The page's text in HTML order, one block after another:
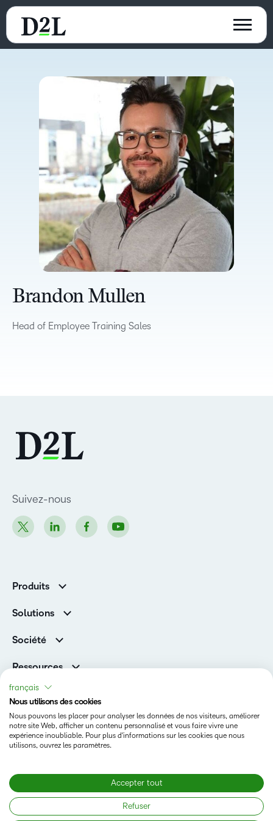
Brandon Mullen
Head of Employee Training Sales
Suivez-nous
Produits
Services et assistance
Solutions
D2L pour les entreprises
De la maternelle à la 12e année
Organisations de formation
Société
Fil d’actualité
Prix et reconnaissances
Relations avec les investisseurs
Ressources
Versions de produits D2L
Communauté
Copyright © 2026 Copyright D2L Corporation. Tous droits
réservés.
Statut
Conditions d’utilisation
français
Nous utilisons des cookies
Nous pouvons les placer pour analyser les données de nos visiteurs, améliorer
notre site Web, afficher un contenu personnalisé et vous faire vivre une
expérience inoubliable. Pour plus d'informations sur les cookies que nous
utilisons, ouvrez les paramètres.
Accepter tout
Refuser